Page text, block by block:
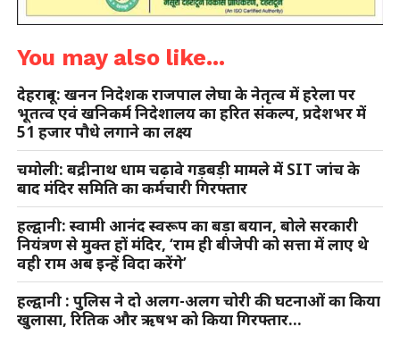
You may also like...
देहरादून: खनन निदेशक राजपाल लेघा के नेतृत्व में हरेला पर
भूतत्व एवं खनिकर्म निदेशालय का हरित संकल्प, प्रदेशभर में
51 हजार पौधे लगाने का लक्ष्य
चमोली: बद्रीनाथ धाम चढ़ावे गड़बड़ी मामले में SIT जांच के
बाद मंदिर समिति का कर्मचारी गिरफ्तार
हल्द्वानी: स्वामी आनंद स्वरूप का बड़ा बयान, बोले सरकारी
नियंत्रण से मुक्त हों मंदिर, ‘राम ही बीजेपी को सत्ता में लाए थे
वही राम अब इन्हें विदा करेंगे’
हल्द्वानी : पुलिस ने दो अलग-अलग चोरी की घटनाओं का किया
खुलासा, रितिक और ऋषभ को किया गिरफ्तार…